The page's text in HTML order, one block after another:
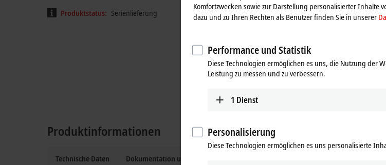
Produktstatus: Serienlieferung
Produktinformationen
Technische Daten Dokumentation und Downloads
Komfortzwecken sowie zur Darstellung personalisierter Inhalte
dazu und zu Ihren Rechten als Benutzer finden Sie in unserer
Performance und Statistik
Diese Technologien ermöglichen es uns, die Nutzung der
Leistung zu messen und zu verbessern.
1 Dienst
Personalisierung
Diese Technologien ermöglichen es uns personalisierte